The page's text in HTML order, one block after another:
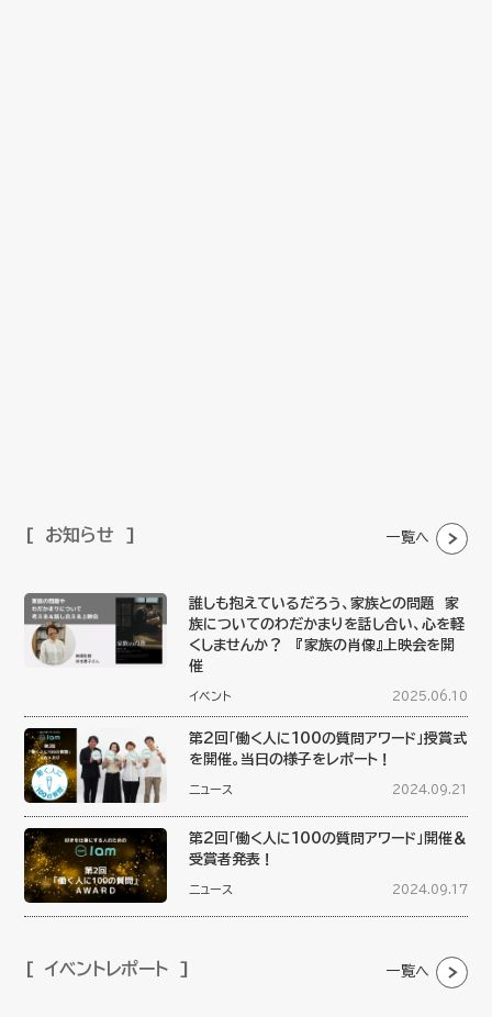
お知らせ 一覧へ
誰しも抱えているだろう、家族との問題 家
族についてのわだかまりを話し合い、心を軽
くしませんか？ 『家族の肖像』上映会を開
催
イベント 2025.06.10
第2回「働く人に100の質問アワード」授賞式
を開催。当日の様子をレポート！
ニュース 2024.09.21
第2回「働く人に100の質問アワード」開催＆
受賞者発表！
ニュース 2024.09.17
イベントレポート 一覧へ